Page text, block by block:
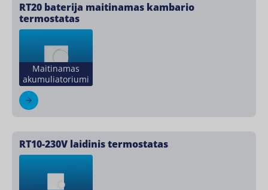
RT20 baterija maitinamas kambario
termostatas
Maitinamas
akumuliatoriumi
RT10-230V laidinis termostatas